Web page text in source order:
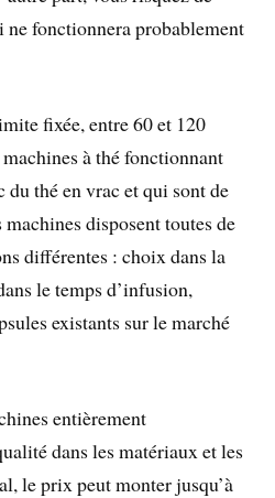
fonctionnera probablement
fixée, entre 60 et 120
à thé fonctionnant
du thé en vrac et qui sont de
disposent toutes de
différentes : choix dans la
le temps d’infusion,
existants sur le marché
entièrement
dans les matériaux et les
le prix peut monter jusqu’à